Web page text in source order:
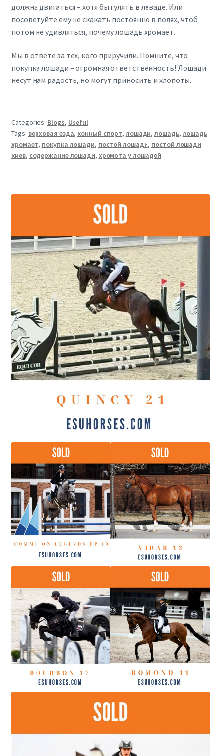
должна двигаться – хотя бы гулять в леваде. Или
посоветуйте ему не скакать постоянно в полях, чтоб
потом не удивляться, почему лошадь хромает.
Мы в ответе за тех, кого приручили. Помните, что
покупка лошади – огромная ответственность! Лошади
несут нам радость, но могут приносить и хлопоты.
Categories: Blogs, Useful
Tags: верховая езда, конный спорт, лошади, лошадь, лошадь
хромает, покупка лошади, постой лошади, постой лошади
киев, содержание лошади, хромота у лошадей